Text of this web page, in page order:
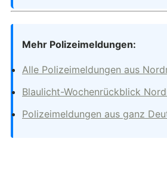
Mehr Polizeimeldungen:
Alle Polizeimeldungen aus
Blaulicht-Wochenrückblick
Polizeimeldungen aus ganz